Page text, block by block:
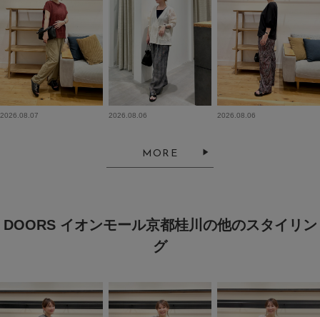
2026.08.07 2026.08.06 2026.08.06
MORE
DOORS イオンモール京都桂川の他のスタイリン
グ